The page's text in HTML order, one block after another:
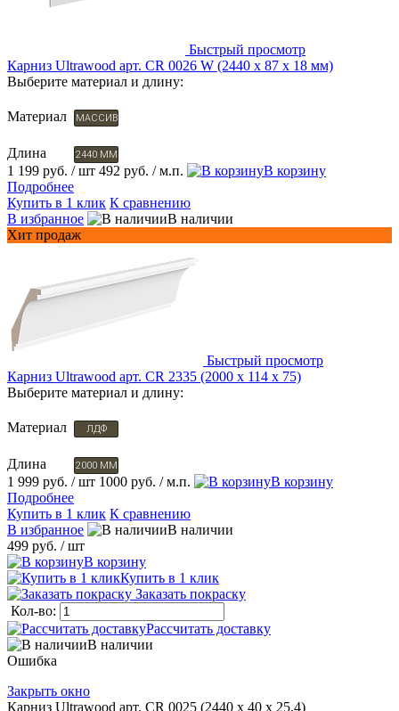
Быстрый просмотр
Карниз Ultrawood арт. CR 0026 W (2440 х 87 х 18 мм)
Выберите материал и длину:
Материал МАССИВ
Длина 2440 ММ
1 199 руб. / шт 492 руб. / м.п.
В корзину
Подробнее
Купить в 1 клик К сравнению
В избранное
В наличии
Хит продаж
Быстрый просмотр
Карниз Ultrawood арт. CR 2335 (2000 х 114 х 75)
Выберите материал и длину:
Материал ЛДФ
Длина 2000 ММ
1 999 руб. / шт 1000 руб. / м.п.
В корзину
Подробнее
Купить в 1 клик К сравнению
В избранное
В наличии
499 руб. / шт
В корзину
Купить в 1 клик
Заказать покраску
Кол-во:
Рассчитать доставку
В наличии
Ошибка
Закрыть окно
Карниз Ultrawood арт. CR 0025 (2440 х 40 х 25,4)